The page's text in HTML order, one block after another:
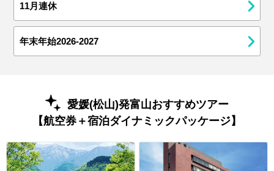
11月連休
年末年始2026-2027
愛媛(松山)発富山おすすめツアー
【航空券＋宿泊ダイナミックパッケージ】